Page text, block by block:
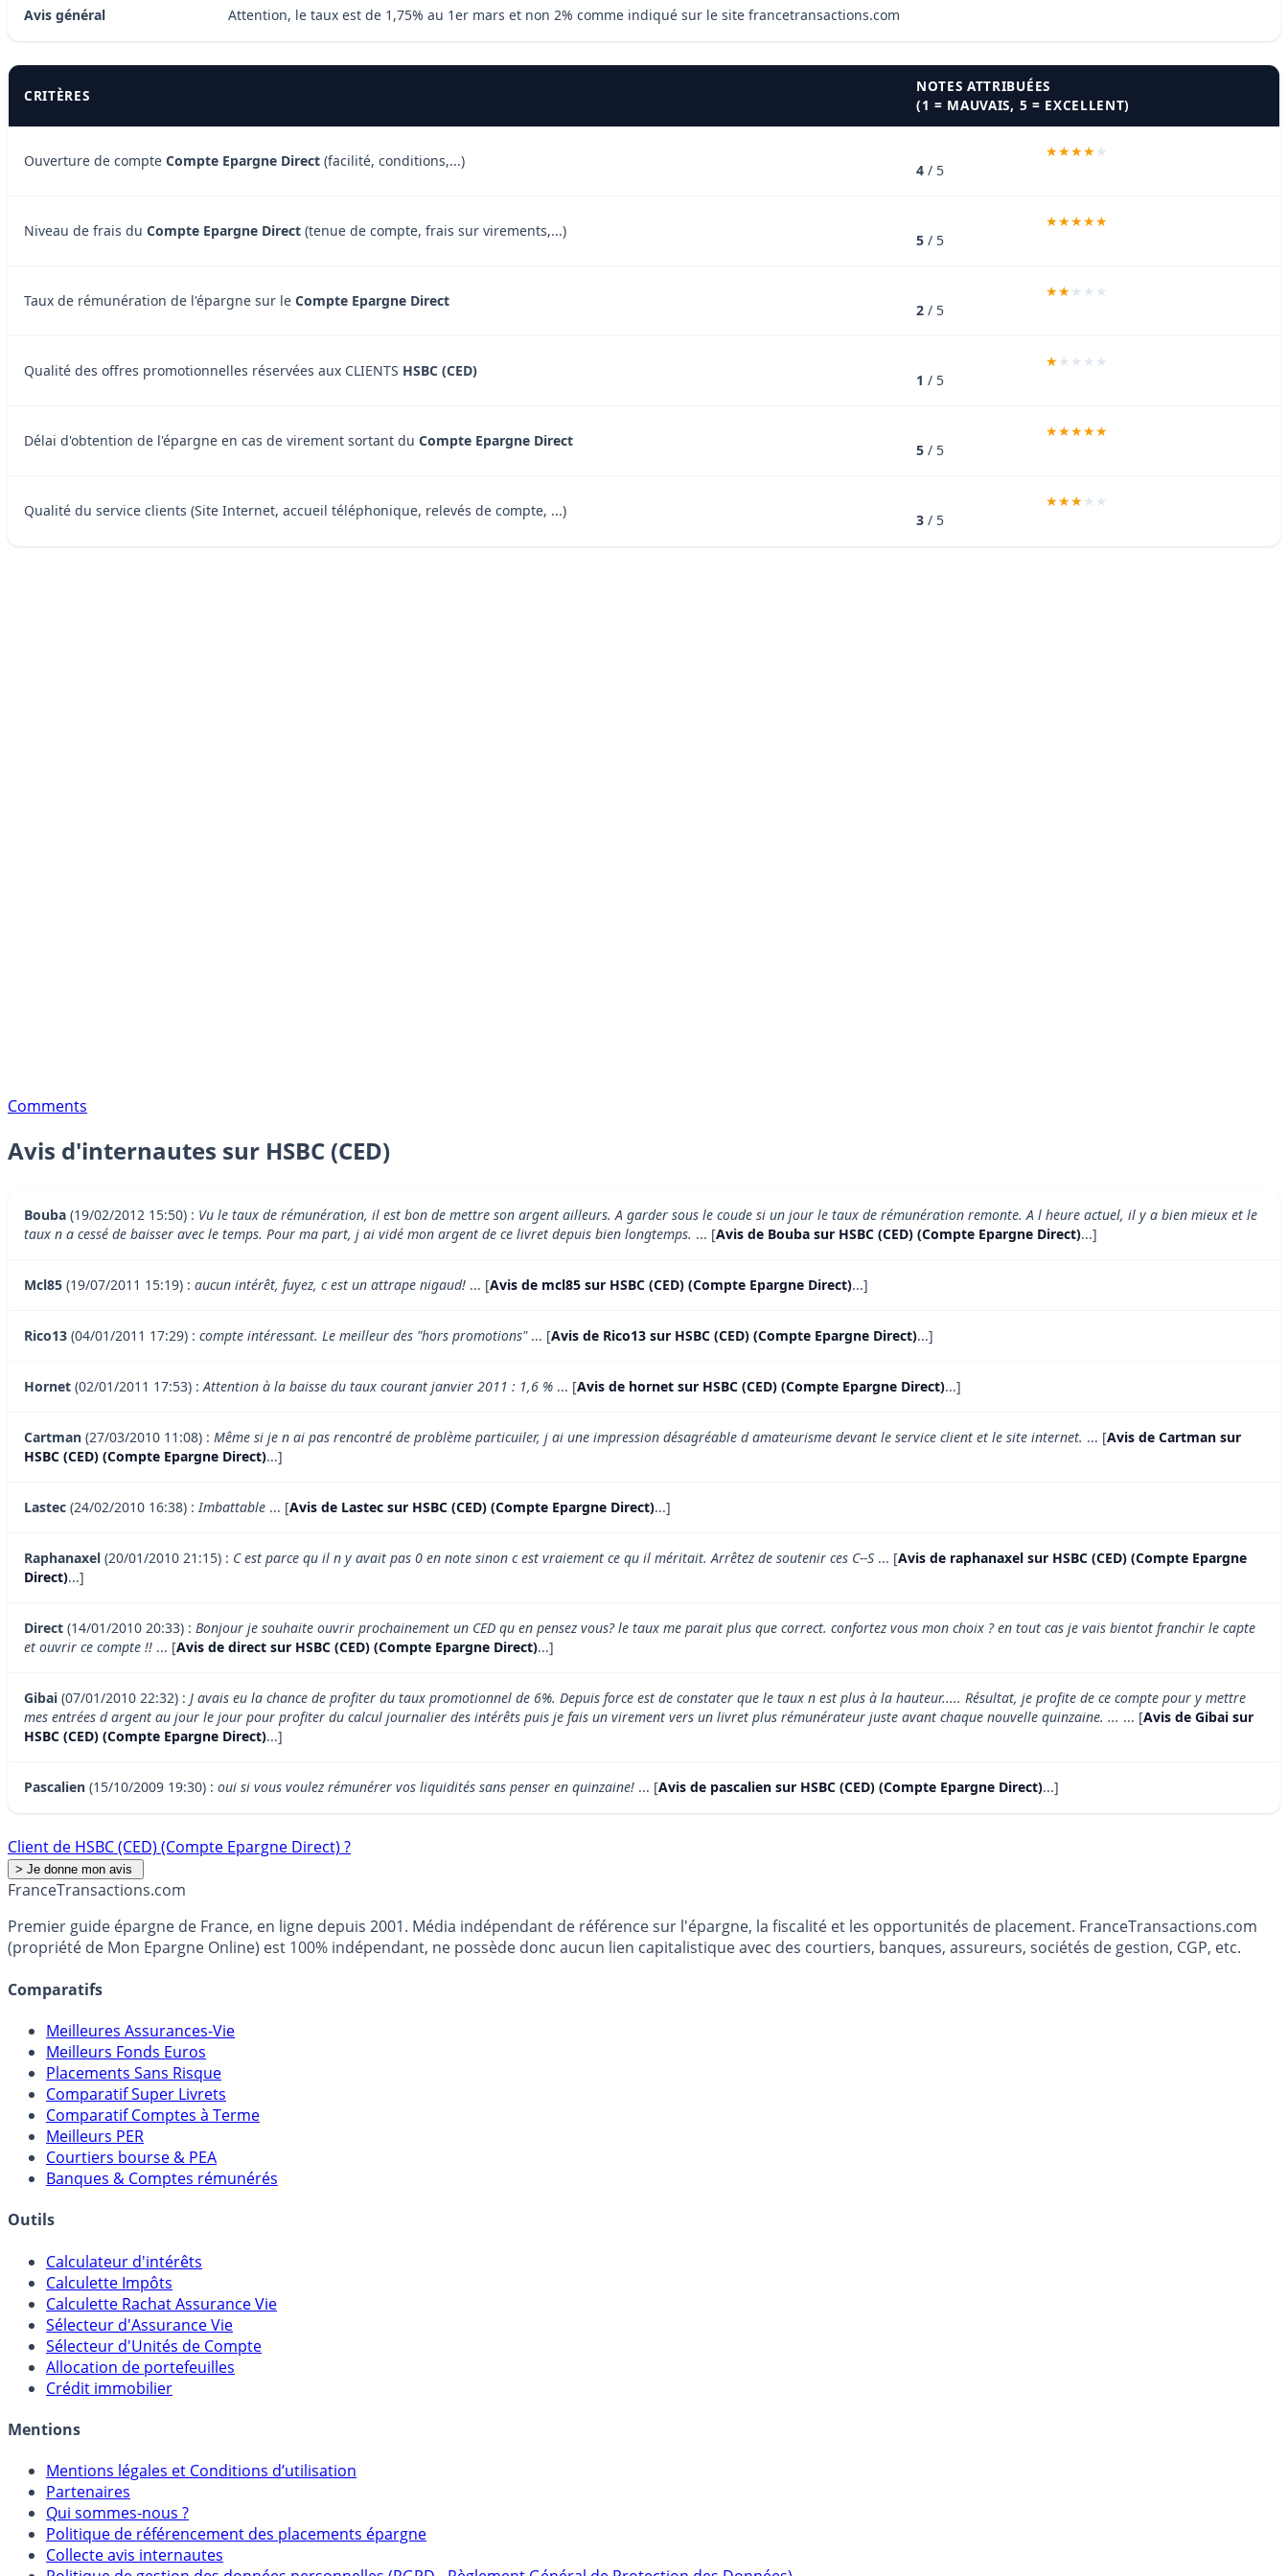
Avis général Attention, le taux est de 1,75% au 1er mars et non 2% comme indiqué sur le site francetransactions.com
CRITÈRES
NOTES ATTRIBUÉES
(1 = MAUVAIS, 5 = EXCELLENT)
Ouverture de compte Compte Epargne Direct (facilité, conditions,...)
4 / 5
Niveau de frais du Compte Epargne Direct (tenue de compte, frais sur virements,...)
5 / 5
Taux de rémunération de l'épargne sur le Compte Epargne Direct
2 / 5
Qualité des offres promotionnelles réservées aux CLIENTS HSBC (CED)
1 / 5
Délai d'obtention de l'épargne en cas de virement sortant du Compte Epargne Direct
5 / 5
Qualité du service clients (Site Internet, accueil téléphonique, relevés de compte, ...)
3 / 5
Comments
Avis d'internautes sur HSBC (CED)
Bouba (19/02/2012 15:50) : Vu le taux de rémunération, il est bon de mettre son argent ailleurs. A garder sous le coude si un jour le taux de rémunération remonte. A l heure actuel, il y a bien mieux et le
taux n a cessé de baisser avec le temps. Pour ma part, j ai vidé mon argent de ce livret depuis bien longtemps. ... [Avis de Bouba sur HSBC (CED) (Compte Epargne Direct)...]
Mcl85 (19/07/2011 15:19) : aucun intérêt, fuyez, c est un attrape nigaud! ... [Avis de mcl85 sur HSBC (CED) (Compte Epargne Direct)...]
Rico13 (04/01/2011 17:29) : compte intéressant. Le meilleur des "hors promotions"... [Avis de Rico13 sur HSBC (CED) (Compte Epargne Direct)...]
Hornet (02/01/2011 17:53) :Attention à la baisse du taux courant janvier 2011 : 1,6 % ... [Avis de hornet sur HSBC (CED) (Compte Epargne Direct)...]
Cartman (27/03/2010 11:08) : Même si je n ai pas rencontré de problème particuiler, j ai une impression désagréable d amateurisme devant le service client et le site internet. ... [Avis de Cartman sur
HSBC (CED) (Compte Epargne Direct)...]
Lastec (24/02/2010 16:38) :Imbattable ... [Avis de Lastec sur HSBC (CED) (Compte Epargne Direct)...]
Raphanaxel (20/01/2010 21:15) : C est parce qu il n y avait pas 0 en note sinon c est vraiement ce qu il méritait. Arrêtez de soutenir ces C--S ... [Avis de raphanaxel sur HSBC (CED) (Compte Epargne
Direct)...]
Direct (14/01/2010 20:33) : Bonjour je souhaite ouvrir prochainement un CED qu en pensez vous? le taux me parait plus que correct. confortez vous mon choix ? en tout cas je vais bientot franchir le capte
et ouvrir ce compte !! ... [Avis de direct sur HSBC (CED) (Compte Epargne Direct)...]
Gibai (07/01/2010 22:32) : J avais eu la chance de profiter du taux promotionnel de 6%. Depuis force est de constater que le taux n est plus à la hauteur..... Résultat, je profite de ce compte pour y mettre
mes entrées d argent au jour le jour pour profiter du calcul journalier des intérêts puis je fais un virement vers un livret plus rémunérateur juste avant chaque nouvelle quinzaine. ... ... [Avis de Gibai sur
HSBC (CED) (Compte Epargne Direct)...]
Pascalien (15/10/2009 19:30) : oui si vous voulez rémunérer vos liquidités sans penser en quinzaine! ... [Avis de pascalien sur HSBC (CED) (Compte Epargne Direct)...]
Client de HSBC (CED) (Compte Epargne Direct) ?
FranceTransactions.com
Premier guide épargne de France, en ligne depuis 2001. Média indépendant de référence sur l'épargne, la fiscalité et les opportunités de placement. FranceTransactions.com
(propriété de Mon Epargne Online) est 100% indépendant, ne possède donc aucun lien capitalistique avec des courtiers, banques, assureurs, sociétés de gestion, CGP, etc.
Comparatifs
Meilleures Assurances-Vie
Meilleurs Fonds Euros
Placements Sans Risque
Comparatif Super Livrets
Comparatif Comptes à Terme
Meilleurs PER
Courtiers bourse & PEA
Banques & Comptes rémunérés
Outils
Calculateur d'intérêts
Calculette Impôts
Calculette Rachat Assurance Vie
Sélecteur d'Assurance Vie
Sélecteur d'Unités de Compte
Allocation de portefeuilles
Crédit immobilier
Mentions
Mentions légales et Conditions d’utilisation
Partenaires
Qui sommes-nous ?
Politique de référencement des placements épargne
Collecte avis internautes